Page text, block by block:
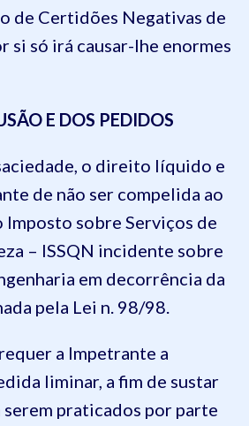
de Certidões Negativas de
si só irá causar-lhe enormes
E DOS PEDIDOS
o direito líquido e
de não ser compelida ao
sobre Serviços de
– ISSQN incidente sobre
em decorrência da
pela Lei n. 98/98.
a Impetrante a
liminar, a fim de sustar
serem praticados por parte